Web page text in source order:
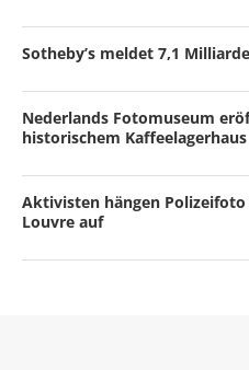
Sotheby’s meldet 7,1
Nederlands Fotomuseum
historischem Kaffeelagerhaus
Aktivisten hängen
Louvre auf